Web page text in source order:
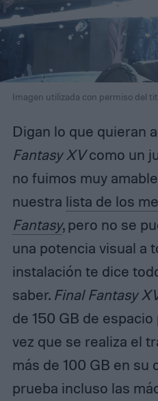
Imagen utilizada con permiso del
Digan lo que quieran
Fantasy XVcomo un
no fuimos muy
nuestra lista de los
Fantasy, pero no se
una potencia visual a
instalación te dice
saber. Final Fantasy
de 150 GB de espacio
vez que se realiza el
más de 100 GB en su
prueba incluso las